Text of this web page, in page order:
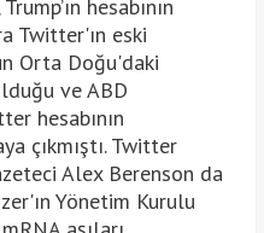
hesabının
Twitter'ın eski
Orta Doğu'daki
ve ABD
hesabının
çıkmıştı. Twitter
Alex Berenson da
Yönetim Kurulu